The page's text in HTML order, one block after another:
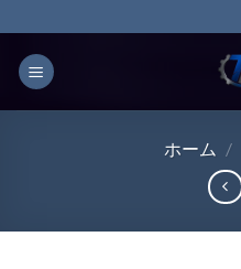
to
content
ホーム /